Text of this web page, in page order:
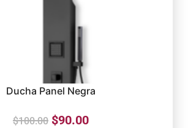
Ducha Panel Negra
$100.00 $90.00